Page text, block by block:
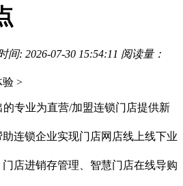
间: 2026-07-30 15:54:11 阅读量：
验 >
专业为直营/加盟连锁门店提供新
连锁企业实现门店网店线上线下业
店进销存管理、智慧门店在线导购